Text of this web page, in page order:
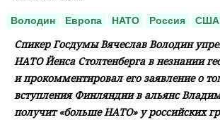
Володин Европа НАТО Россия США
Спикер Госдумы Вячеслав Володин
НАТО Йенса Столтенберга в незнании
и прокомментировал его заявление о
вступления Финляндии в альянс
получит «больше НАТО» у российских